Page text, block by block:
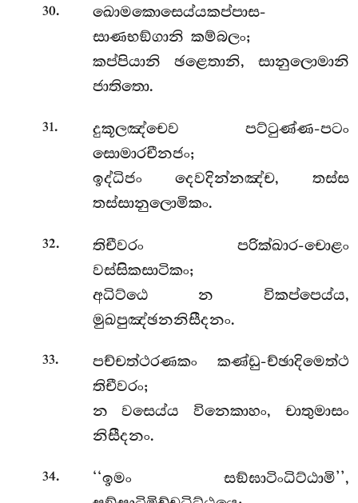
30.
ඛොමකොසෙය්යකප්පාස-
සාණභඞ්ගානි කම්බලං;
කප්පියානි ඡළෙතානි, සානුලොමානි
ජාතිතො.
31.
දුකූලඤ්චෙව පට්ටුණ්ණ-පටං
සොමාරචීනජං;
ඉද්ධිජං දෙවදින්නඤ්ච, තස්ස
තස්සානුලොමිකං.
32.
තිචීවරං පරික්ඛාර-චොළං
වස්සිකසාටිකං;
අධිට්ඨෙ න විකප්පෙය්ය,
මුඛපුඤ්ඡනනිසීදනං.
33.
පච්චත්ථරණකං කණ්ඩු-ච්ඡාදිමෙත්ථ
තිචීවරං;
න වසෙය්ය විනෙකාහං, චාතුමාසං
නිසීදනං.
34.
‘‘ඉමං සඞ්ඝාටිංධිට්ඨාමි’’,